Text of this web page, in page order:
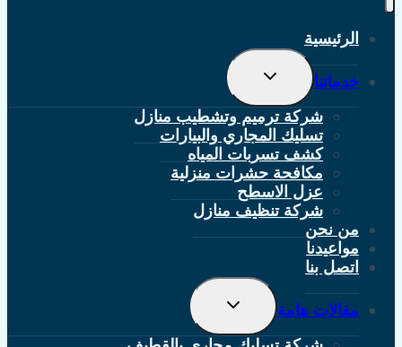
الرئيسية
خدماتنا
تبديل
القائمة
شركة ترميم وتشطيب منازل
تسليك المجاري والبيارات
كشف تسربات المياه
مكافحة حشرات منزلية
عزل الاسطح
شركة تنظيف منازل
من نحن
مواعيدنا
اتصل بنا
مقالات هامة
تبديل
القائمة